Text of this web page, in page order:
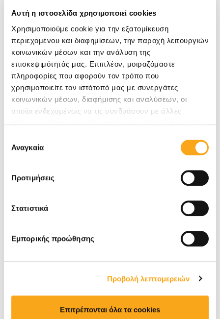
Αυτή η ιστοσελίδα χρησιμοποιεί cookies
Χρησιμοποιούμε cookie για την εξατομίκευση
περιεχομένου και διαφημίσεων, την παροχή λειτουργιών
κοινωνικών μέσων και την ανάλυση της
επισκεψιμότητάς μας. Επιπλέον, μοιραζόμαστε
πληροφορίες που αφορούν τον τρόπο που
χρησιμοποιείτε τον ιστότοπό μας με συνεργάτες
κοινωνικών μέσων, διαφήμισης και αναλύσεων, οι
οποίοι ενδεχομένως να τις συνδυάσουν με άλλες
των υπηρεσιών τους. Αν συνεχίσετε να χρησιμοποιείτε
την ιστοσελίδα μας, συναινείτε στη χρήση των cookies
συγκατάθεσης
Αναγκαία
Προτιμήσεις
Στατιστικά
Εμπορικής προώθησης
Προβολή λεπτομερειών
Επιτρέπονται όλα τα cookies
WEBSITE
RevitUp.Direct